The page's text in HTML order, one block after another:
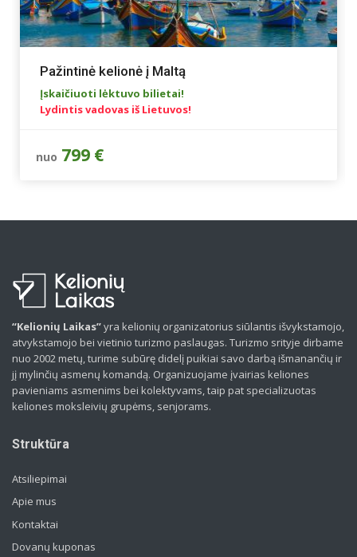
Pažintinė kelionė į Maltą
Įskaičiuoti lėktuvo bilietai!
Lydintis vadovas iš Lietuvos!
nuo 799 €
“Kelionių Laikas”yra kelionių organizatorius siūlantis išvykstamojo,
atvykstamojo bei vietinio turizmo paslaugas. Turizmo srityje dirbame
nuo 2002 metų, turime subūrę didelį puikiai savo darbą išmanančių ir
jį mylinčių asmenų komandą. Organizuojame įvairias keliones
pavieniams asmenims bei kolektyvams, taip pat specializuotas
keliones moksleivių grupėms, senjorams.
Struktūra
Atsiliepimai
Apie mus
Kontaktai
Dovanų kuponas